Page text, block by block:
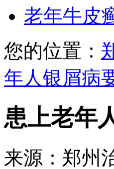
老年牛皮
您的位置：
年人银屑病
患上老年
来源：郑州